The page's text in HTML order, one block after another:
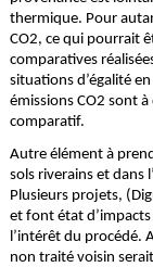
thermique. Pour
CO2, ce qui pourrait
comparatives
situations d’égalité
émissions CO2 sont à
comparatif.
Autre élément à
sols riverains et dans
Plusieurs projets,
et font état
l’intérêt du procédé.
non traité voisin